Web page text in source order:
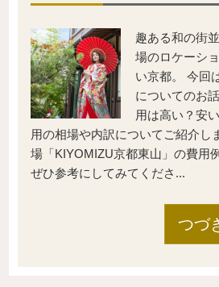
趣ある和の街
場のロケーシ
い京都。 今回
についてのお
用は高い？安
用の相場や内訳についてご紹介し
場「KIYOMIZU京都東山」の費用
ぜひ参考にしてみてくださ...
つづ